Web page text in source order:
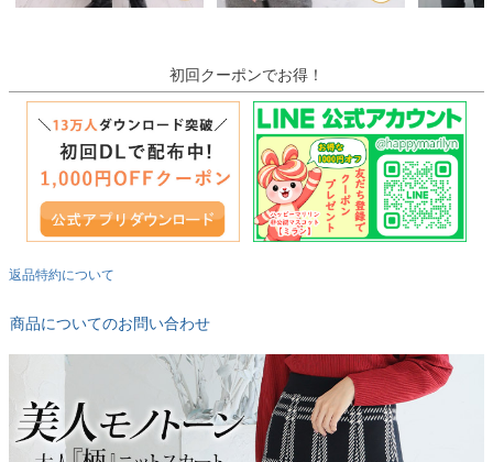
初回クーポンでお得！
返品特約について
商品についてのお問い合わせ